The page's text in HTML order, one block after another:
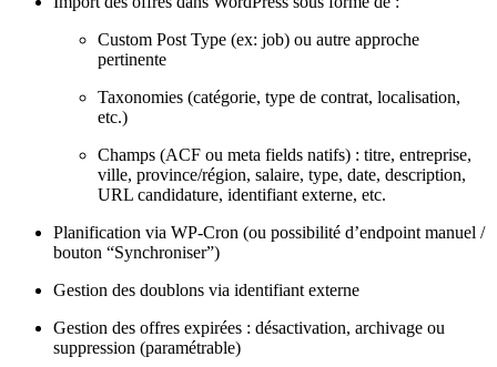
Custom Post Type (ex: job) ou autre approche
pertinente
Taxonomies (catégorie, type de contrat, localisation,
etc.)
Champs (ACF ou meta fields natifs) : titre, entreprise,
ville, province/région, salaire, type, date, description,
URL candidature, identifiant externe, etc.
Planification via WP-Cron (ou possibilité d’endpoint manuel /
bouton “Synchroniser”)
Gestion des doublons via identifiant externe
Gestion des offres expirées : désactivation, archivage ou
suppression (paramétrable)